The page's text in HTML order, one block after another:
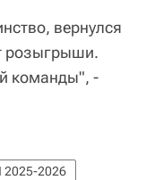
вернулся
розыгрыши.
команды", -
2025-2026